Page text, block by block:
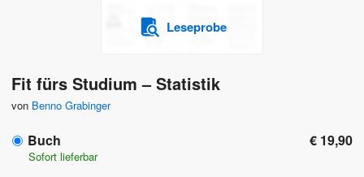
Leseprobe
Fit fürs Studium – Statistik
von Benno Grabinger
Buch € 19,90
Sofort lieferbar